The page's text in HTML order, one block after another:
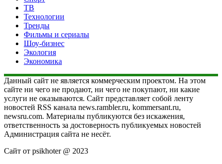
ТВ
Технологии
Тренды
Фильмы и сериалы
Шоу-бизнес
Экология
Экономика
Данный сайт не является коммерческим проектом. На этом
сайте ни чего не продают, ни чего не покупают, ни какие
услуги не оказываются. Сайт представляет собой ленту
новостей RSS канала news.rambler.ru, kommersant.ru,
newsru.com. Материалы публикуются без искажения,
ответственность за достоверность публикуемых новостей
Администрация сайта не несёт.
Сайт от psikhoter @ 2023